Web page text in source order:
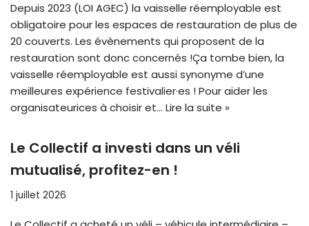
Depuis 2023 (LOI AGEC) la vaisselle réemployable est
obligatoire pour les espaces de restauration de plus de
20 couverts. Les évènements qui proposent de la
restauration sont donc concernés !Ça tombe bien, la
vaisselle réemployable est aussi synonyme d’une
meilleures expérience festivalier·es ! Pour aider les
organisateurices à choisir et… Lire la suite »
Le Collectif a investi dans un véli
mutualisé, profitez-en !
1 juillet 2026